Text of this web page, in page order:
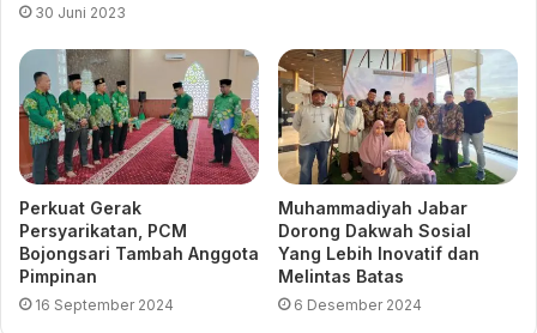
30 Juni 2023
Perkuat Gerak
Persyarikatan, PCM
Bojongsari Tambah Anggota
Pimpinan
16 September 2024
Muhammadiyah Jabar
Dorong Dakwah Sosial
Yang Lebih Inovatif dan
Melintas Batas
6 Desember 2024